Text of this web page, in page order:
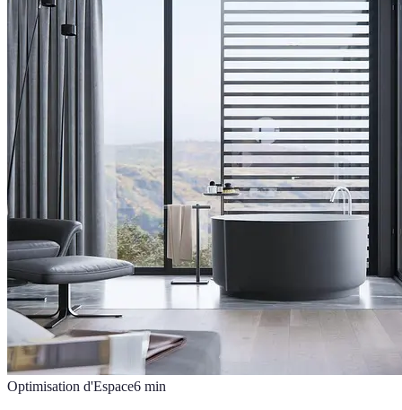
Optimisation d'Espace6 min